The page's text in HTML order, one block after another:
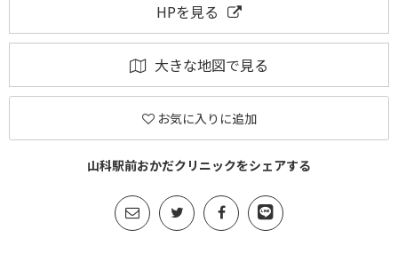
HPを見る
大きな地図で見る
お気に入りに追加
山科駅前おかだクリニックをシェアする